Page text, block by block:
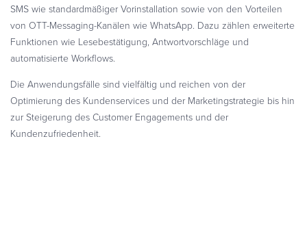
SMS wie standardmäßiger Vorinstallation sowie von den Vorteilen
von OTT-Messaging-Kanälen wie WhatsApp. Dazu zählen erweiterte
Funktionen wie Lesebestätigung, Antwortvorschläge und
automatisierte Workflows.
Die Anwendungsfälle sind vielfältig und reichen von der
Optimierung des Kundenservices und der Marketingstrategie bis hin
zur Steigerung des Customer Engagements und der
Kundenzufriedenheit.